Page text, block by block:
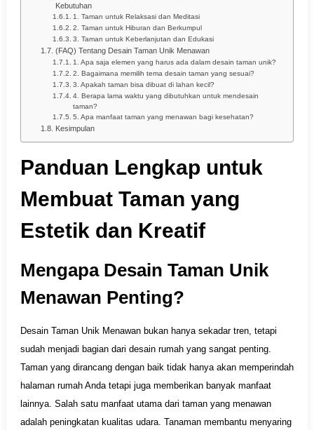
Kebutuhan
1. Taman untuk Relaksasi dan Meditasi
2. Taman untuk Hiburan dan Berkumpul
3. Taman untuk Keberlanjutan dan Edukasi
(FAQ) Tentang Desain Taman Unik Menawan
1. Apa saja elemen yang harus ada dalam desain taman unik?
2. Bagaimana memilih tema desain taman yang sesuai?
3. Apakah taman bisa dibuat di lahan kecil?
4. Berapa lama waktu yang dibutuhkan untuk mendesain
taman?
5. Apa manfaat taman yang menawan bagi kesehatan?
Kesimpulan
Panduan Lengkap untuk
Membuat Taman yang
Estetik dan Kreatif
Mengapa Desain Taman Unik
Menawan Penting?
Desain Taman Unik Menawan bukan hanya sekadar tren, tetapi
sudah menjadi bagian dari desain rumah yang sangat penting.
Taman yang dirancang dengan baik tidak hanya akan memperindah
halaman rumah Anda tetapi juga memberikan banyak manfaat
lainnya. Salah satu manfaat utama dari taman yang menawan
adalah peningkatan kualitas udara. Tanaman membantu menyaring